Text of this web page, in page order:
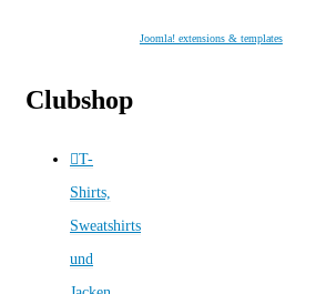
Joomla! extensions & templates
Clubshop
T-
Shirts,
Sweatshirts
und